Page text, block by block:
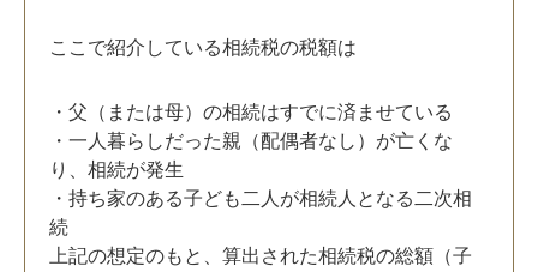
ここで紹介している相続税の税額は
・父（または母）の相続はすでに済ませている
・一人暮らしだった親（配偶者なし）が亡くな
り、相続が発生
・持ち家のある子ども二人が相続人となる二次相
続
上記の想定のもと、算出された相続税の総額（子